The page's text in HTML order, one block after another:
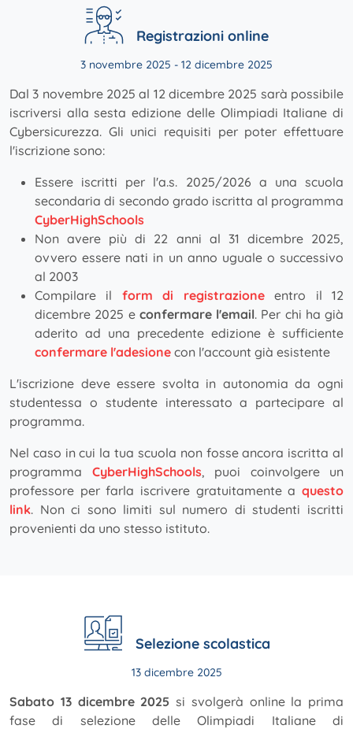
Registrazioni online
3 novembre 2025 - 12 dicembre 2025
Dal 3 novembre 2025 al 12 dicembre 2025 sarà possibile
iscriversi alla sesta edizione delle Olimpiadi Italiane di
Cybersicurezza. Gli unici requisiti per poter effettuare
l'iscrizione sono:
Essere iscritti per l'a.s. 2025/2026 a una scuola
secondaria di secondo grado iscritta al programma
CyberHighSchools
Non avere più di 22 anni al 31 dicembre 2025,
ovvero essere nati in un anno uguale o successivo
al 2003
Compilare il form di registrazioneentro il 12
dicembre 2025 e confermare l'email. Per chi ha già
aderito ad una precedente edizione è sufficiente
confermare l'adesione con l'account già esistente
L'iscrizione deve essere svolta in autonomia da ogni
studentessa o studente interessato a partecipare al
programma.
Nel caso in cui la tua scuola non fosse ancora iscritta al
programma CyberHighSchools, puoi coinvolgere un
professore per farla iscrivere gratuitamente a questo
link. Non ci sono limiti sul numero di studenti iscritti
provenienti da uno stesso istituto.
Selezione scolastica
13 dicembre 2025
Sabato 13 dicembre 2025 si svolgerà online la prima
fase di selezione delle Olimpiadi Italiane di